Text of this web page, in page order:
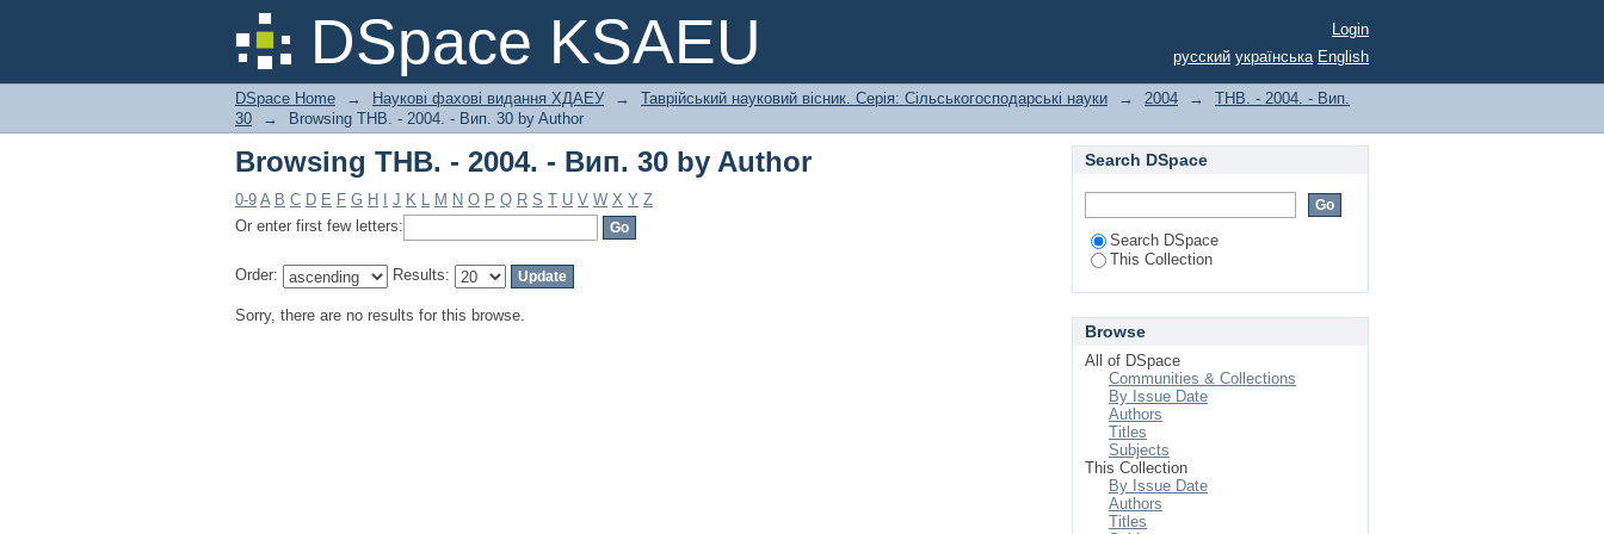
DSpace KSAEU
Browsing ТНВ. - 2004. - Вип. 30 by Author
Login
русский українська English
DSpace Home → Наукові фахові видання ХДАЕУ → Таврійський науковий вісник. Серія: Сільськогосподарські науки → 2004 →
ТНВ. - 2004. - Вип.
30
→ Browsing ТНВ. - 2004. - Вип. 30 by Author
Browsing ТНВ. - 2004. - Вип. 30 by Author
0-9 A B C D E F G H J K L M N O P Q R S T U V W X Y Z
Or enter first few letters:
Order: Results:
Sorry, there are no results for this browse.
Search DSpace
Search DSpace
This Collection
Browse
All of DSpace
Communities & Collections
By Issue Date
Authors
Titles
Subjects
This Collection
By Issue Date
Authors
Titles